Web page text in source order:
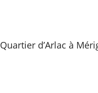
Quartier d’Arlac à